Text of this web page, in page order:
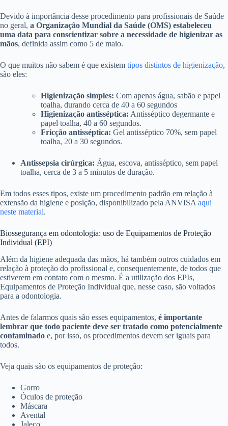
Devido à importância desse procedimento para profissionais de Saúde
no geral, a Organização Mundial da Saúde (OMS) estabeleceu
uma data para conscientizar sobre a necessidade de higienizar as
mãos, definida assim como 5 de maio.
O que muitos não sabem é que existem tipos distintos de higienização,
são eles:
Higienização simples: Com apenas água, sabão e papel
toalha, durando cerca de 40 a 60 segundos
Higienização antisséptica: Antisséptico degermante e
papel toalha, 40 a 60 segundos.
Fricção antisséptica: Gel antisséptico 70%, sem papel
toalha, 20 a 30 segundos.
Antissepsia cirúrgica: Água, escova, antisséptico, sem papel
toalha, cerca de 3 a 5 minutos de duração.
Em todos esses tipos, existe um procedimento padrão em relação à
extensão da higiene e posição, disponibilizado pela ANVISA aqui
neste material.
Biossegurança em odontologia: uso de Equipamentos de Proteção
Individual (EPI)
Além da higiene adequada das mãos, há também outros cuidados em
relação à proteção do profissional e, consequentemente, de todos que
estiverem em contato com o mesmo. É a utilização dos EPIs,
Equipamentos de Proteção Individual que, nesse caso, são voltados
para a odontologia.
Antes de falarmos quais são esses equipamentos, é importante
lembrar que todo paciente deve ser tratado como potencialmente
contaminado e, por isso, os procedimentos devem ser iguais para
todos.
Veja quais são os equipamentos de proteção:
Gorro
Óculos de proteção
Máscara
Avental
Jaleco